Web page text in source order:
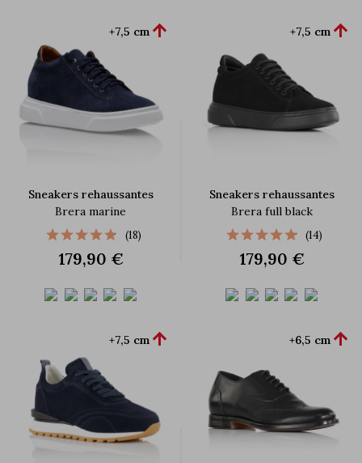
Sneakers rehaussantes
Brera marine
+7,5 cm 
(18)
179,90 €
Sneakers rehaussantes
Brera full black
+7,5 cm 
(14)
179,90 €
+7,5 cm  +6,5 cm 